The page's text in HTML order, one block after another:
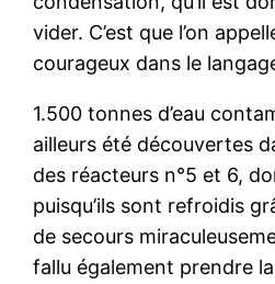
vider. C’est que l’on
courageux dans le
1.500 tonnes d’eau
ailleurs été découvertes
des réacteurs n°5 et 6,
puisqu’ils sont refroidis
de secours
fallu également prendre